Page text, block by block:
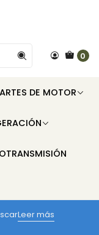
0
DE MOTOR
TRANSMISIÓN
Leer más